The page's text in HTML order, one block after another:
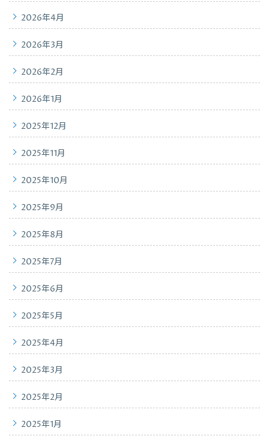
2026年4月
2026年3月
2026年2月
2026年1月
2025年12月
2025年11月
2025年10月
2025年9月
2025年8月
2025年7月
2025年6月
2025年5月
2025年4月
2025年3月
2025年2月
2025年1月